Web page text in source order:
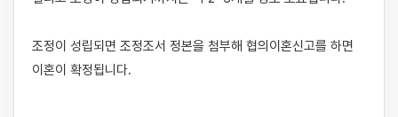
조정이 성립되면 조정조서 정본을 첨부해 협의이혼신고를 하면
이혼이 확정됩니다.